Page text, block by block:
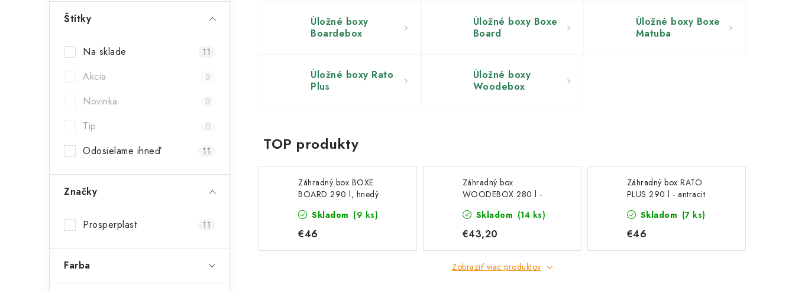
Štítky
Na sklade 11
Akcia 0
Novinka 0
Tip 0
Odosielame ihneď 11
Značky
Prosperplast 11
Farba
Úložné boxy
Boardebox
Úložné boxy Boxe
Board
Úložné boxy Boxe
Matuba
Úložné boxy Rato
Plus
Úložné boxy
Woodebox
Záhradný box BOXE
BOARD 290 l, hnedý
Skladom (9 ks)
€46
Záhradný box
WOODEBOX 280 l -
Skladom (14 ks)
€43,20
Záhradný box RATO
PLUS 290 l - antracit
Skladom (7 ks)
€46
Zobraziť viac produktov